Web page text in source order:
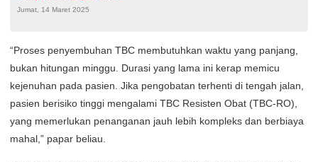
Jumat, 14 Maret 2025
“Proses penyembuhan TBC membutuhkan waktu yang panjang,
bukan hitungan minggu. Durasi yang lama ini kerap memicu
kejenuhan pada pasien. Jika pengobatan terhenti di tengah jalan,
pasien berisiko tinggi mengalami TBC Resisten Obat (TBC-RO),
yang memerlukan penanganan jauh lebih kompleks dan berbiaya
mahal,” papar beliau.